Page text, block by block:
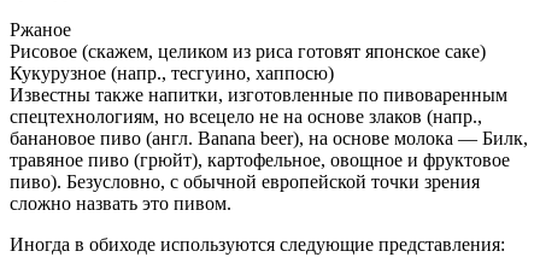
Ржаное
Рисовое (скажем, целиком из риса готовят японское саке)
Кукурузное (напр., тесгуино, хаппосю)
Известны также напитки, изготовленные по пивоваренным
спецтехнологиям, но всецело не на основе злаков (напр.,
банановое пиво (англ. Banana beer), на основе молока — Билк,
травяное пиво (грюйт), картофельное, овощное и фруктовое
пиво). Безусловно, с обычной европейской точки зрения
сложно назвать это пивом.
Иногда в обиходе используются следующие представления: